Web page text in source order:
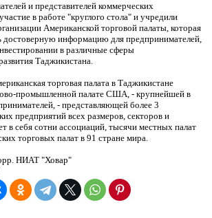
и представителей коммерческих
в работе "круглого стола" и учредили
Американской торговой палаты, которая
достоверную информацию для предпринимателей,
в различные сферы
Таджикистана.
торговая палата в Таджикистане
промышленной палате США, - крупнейшей в
- представляющей более 3
предприятий всех размеров, секторов и
в себя сотни ассоциаций, тысячи местных палат
торговых палат в 91 стране мира.
НИАТ "Ховар"